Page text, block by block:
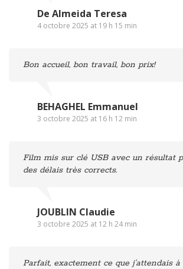
De Almeida Teresa
4 octobre 2025 at 19 h 15 min
Bon accueil, bon travail, bon prix!
BEHAGHEL Emmanuel
3 octobre 2025 at 16 h 12 min
Film mis sur clé USB avec un résultat
des délais très corrects.
JOUBLIN Claudie
3 octobre 2025 at 12 h 24 min
Parfait, exactement ce que j’attendais